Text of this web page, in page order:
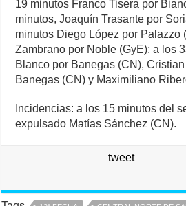
19 minutos Franco Tisera por
minutos, Joaquín Trasante por
minutos Diego López por Palazzo
Zambrano por Noble (GyE); a los
Blanco por Banegas (CN),
Banegas (CN) y Maximiliano
Incidencias: a los 15 minutos del
expulsado Matías Sánchez (CN).
tweet